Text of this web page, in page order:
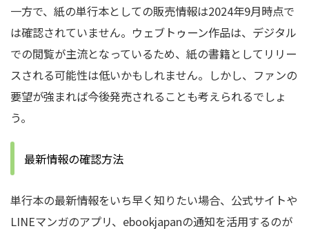
一方で、紙の単行本としての販売情報は2024年9月時点で
は確認されていません。ウェブトゥーン作品は、デジタル
での閲覧が主流となっているため、紙の書籍としてリリー
スされる可能性は低いかもしれません。しかし、ファンの
要望が強まれば今後発売されることも考えられるでしょ
う。
最新情報の確認方法
単行本の最新情報をいち早く知りたい場合、公式サイトや
LINEマンガのアプリ、ebookjapanの通知を活用するのが